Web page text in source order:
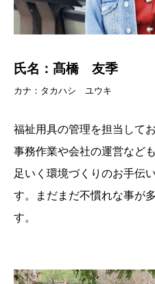
氏名：髙橋 友季
カナ：タカハシ ユウキ
福祉用具の管理を担当して
事務作業や会社の運営など
足いく環境づくりのお手伝
す。まだまだ不慣れな事が
す。